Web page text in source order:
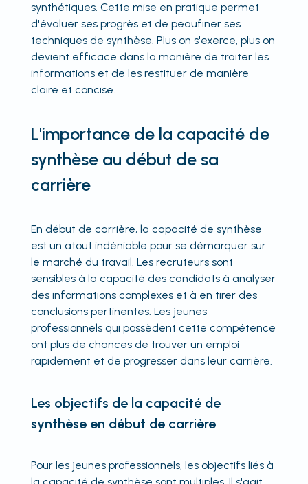
synthétiques. Cette mise en pratique permet
d'évaluer ses progrès et de peaufiner ses
techniques de synthèse. Plus on s'exerce, plus on
devient efficace dans la manière de traiter les
informations et de les restituer de manière
claire et concise.
L'importance de la capacité de
synthèse au début de sa
carrière
En début de carrière, la capacité de synthèse
est un atout indéniable pour se démarquer sur
le marché du travail. Les recruteurs sont
sensibles à la capacité des candidats à analyser
des informations complexes et à en tirer des
conclusions pertinentes. Les jeunes
professionnels qui possèdent cette compétence
ont plus de chances de trouver un emploi
rapidement et de progresser dans leur carrière.
Les objectifs de la capacité de
synthèse en début de carrière
Pour les jeunes professionnels, les objectifs liés à